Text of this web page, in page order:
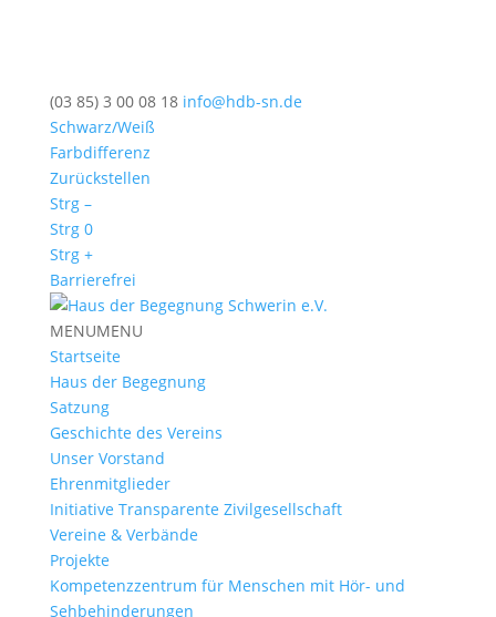
(03 85) 3 00 08 18 info@hdb-sn.de
Schwarz/Weiß
Farbdifferenz
Zurückstellen
Strg –
Strg 0
Strg +
Barrierefrei
MENUMENU
Startseite
Haus der Begegnung
Satzung
Geschichte des Vereins
Unser Vorstand
Ehrenmitglieder
Initiative Transparente Zivilgesellschaft
Vereine & Verbände
Projekte
Kompetenzzentrum für Menschen mit Hör- und
Sehbehinderungen